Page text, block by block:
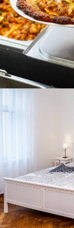
U Toníčka
www
Liberci